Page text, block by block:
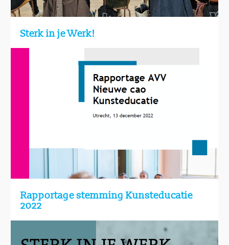
Sterk in je Werk!
Rapportage stemming Kunsteducatie
2022